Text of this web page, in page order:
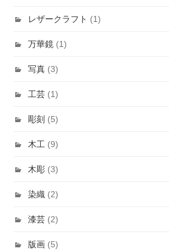
レザークラフト (1)
万華鏡 (1)
写真 (3)
工芸 (1)
彫刻 (5)
木工 (9)
木彫 (3)
染織 (2)
漆芸 (2)
版画 (5)